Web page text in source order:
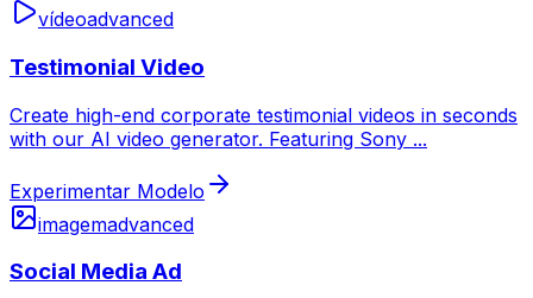
vídeoadvanced
Testimonial Video
Create high-end corporate testimonial videos in seconds
with our AI video generator. Featuring Sony ...
Experimentar Modelo
imagemadvanced
Social Media Ad